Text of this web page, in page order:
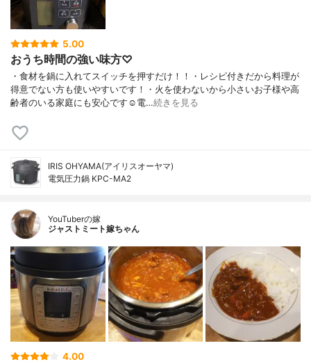
5.00
おうち時間の強い味方♡
・食材を鍋に入れてスイッチを押すだけ！！・レシピ付きだから料理が
得意でない方も使いやすいです！・火を使わないから小さいお子様や高
齢者のいる家庭にも安心です☺️電…続きを見る
IRIS OHYAMA(アイリスオーヤマ)
電気圧力鍋 KPC-MA2
YouTuberの嫁
ジャストミート嫁ちゃん
4.00